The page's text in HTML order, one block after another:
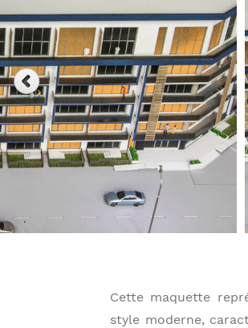
Cette maquette
style moderne,